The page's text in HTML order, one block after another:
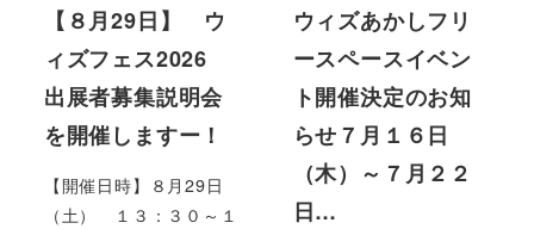
【８月29日】 ウ
ィズフェス2026
出展者募集説明会
を開催しますー！
【開催日時】８月29日
（土） １３：３０～１
ウィズあかしフリ
ースペースイベン
ト開催決定のお知
らせ７月１６日
（木）～７月２２
日…